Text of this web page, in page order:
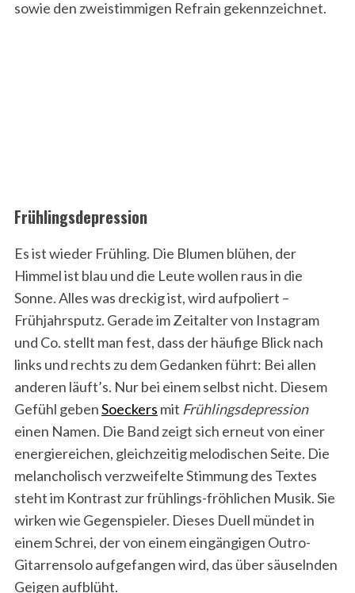
sowie den zweistimmigen Refrain gekennzeichnet.
Frühlingsdepression
Es ist wieder Frühling. Die Blumen blühen, der
Himmel ist blau und die Leute wollen raus in die
Sonne. Alles was dreckig ist, wird aufpoliert –
Frühjahrsputz. Gerade im Zeitalter von Instagram
und Co. stellt man fest, dass der häufige Blick nach
links und rechts zu dem Gedanken führt: Bei allen
anderen läuft’s. Nur bei einem selbst nicht. Diesem
Gefühl gebenSoeckers mit Frühlingsdepression
einen Namen. Die Band zeigt sich erneut von einer
energiereichen, gleichzeitig melodischen Seite. Die
melancholisch verzweifelte Stimmung des Textes
steht im Kontrast zur frühlings-fröhlichen Musik. Sie
wirken wie Gegenspieler. Dieses Duell mündet in
einem Schrei, der von einem eingängigen Outro-
Gitarrensolo aufgefangen wird, das über säuselnden
Geigen aufblüht.